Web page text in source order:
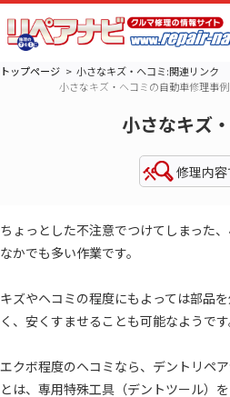
トップページ
小さなキズ・ヘコミ:関連リンク
小さなキズ・ヘコミの自動車修理事
小さなキズ
修理内容
ちょっとした不注意でつけてしまった
なかでも多い作業です。
キズやヘコミの程度にもよっては部品
く、安くすませることも可能なようです
エクボ程度のヘコミなら、デントリペ
とは、専用特殊工具（デントツール）